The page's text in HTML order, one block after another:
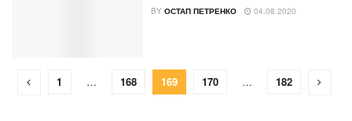
BY ОСТАП ПЕТРЕНКО 04.08.2020
1 … 168 169 170 … 182